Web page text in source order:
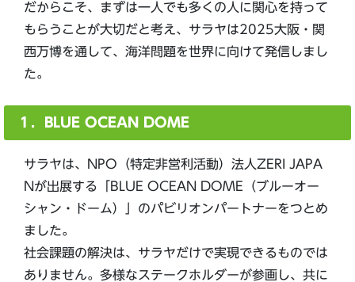
だからこそ、まずは一人でも多くの人に関心を持って
もらうことが大切だと考え、サラヤは2025大阪・関
西万博を通して、海洋問題を世界に向けて発信しまし
た。
１．BLUE OCEAN DOME
サラヤは、NPO（特定非営利活動）法人ZERI JAPA
Nが出展する「BLUE OCEAN DOME（ブルーオー
シャン・ドーム）」のパビリオンパートナーをつとめ
ました。
社会課題の解決は、サラヤだけで実現できるものでは
ありません。多様なステークホルダーが参画し、共に